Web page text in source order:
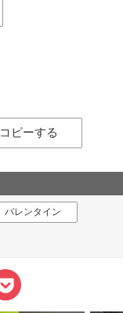
ピーする
バレンタイン